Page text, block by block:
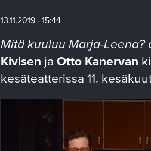
13.11.2019 · 15:44
Mitä kuuluu Marja-Leena?
Kivisen ja Otto Kanervan
kesäteatterissa 11.